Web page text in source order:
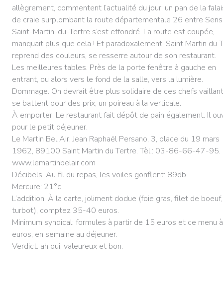
allègrement, commentent l’actualité du jour: un pan de la
de craie surplombant la route départementale 26 entre
Saint-Martin-du-Tertre s’est effondré. La route est coupée,
manquait plus que cela ! Et paradoxalement, Saint Martin du
reprend des couleurs, se resserre autour de son restaurant.
Les meilleures tables. Près de la porte fenêtre à gauche en
entrant, ou alors vers le fond de la salle, vers la lumière.
Dommage. On devrait être plus solidaire de ces chefs
se battent pour des prix, un poireau à la verticale.
À emporter. Le restaurant fait dépôt de pain également. Il
pour le petit déjeuner.
Le Martin Bel Air, Jean Raphaël Persano, 3, place du 19 mars
1962, 89100 Saint Martin du Tertre. Tèl.: 03-86-66-47-95.
www.lemartinbelair.com
Décibels. Au fil du repas, les voiles gonflent: 89db.
Mercure: 21°c.
L’addition. À la carte, joliment dodue (foie gras, filet de boeuf,
turbot), comptez 35-40 euros.
Minimum syndical: formules à partir de 15 euros et ce menu
euros, en semaine au déjeuner.
Verdict: ah oui, valeureux et bon.